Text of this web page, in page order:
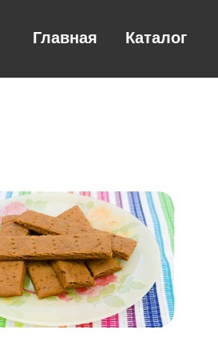
Главная Каталог